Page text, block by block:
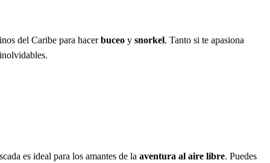
del Caribe para hacerbuceo y snorkel. Tanto si te apasiona
es ideal para los amantes de la aventura al aire libre. Puedes